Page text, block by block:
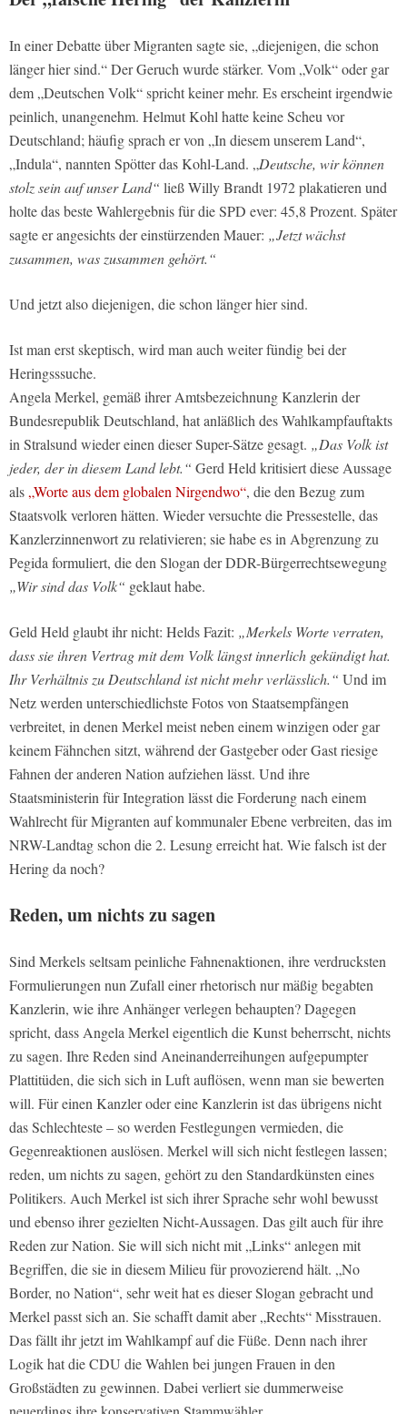
In einer Debatte über Migranten sagte sie, „diejenigen, die schon
länger hier sind.“ Der Geruch wurde stärker. Vom „Volk“ oder gar
dem „Deutschen Volk“ spricht keiner mehr. Es erscheint irgendwie
peinlich, unangenehm. Helmut Kohl hatte keine Scheu vor
Deutschland; häufig sprach er von „In diesem unserem Land“,
„Indula“, nannten Spötter das Kohl-Land. „Deutsche, wir können
stolz sein auf unser Land“ ließ Willy Brandt 1972 plakatieren und
holte das beste Wahlergebnis für die SPD ever: 45,8 Prozent. Später
sagte er angesichts der einstürzenden Mauer: „Jetzt wächst
zusammen, was zusammen gehört.“
Und jetzt also diejenigen, die schon länger hier sind.
Ist man erst skeptisch, wird man auch weiter fündig bei der
Heringsssuche.
Angela Merkel, gemäß ihrer Amtsbezeichnung Kanzlerin der
Bundesrepublik Deutschland, hat anläßlich des Wahlkampfauftakts
in Stralsund wieder einen dieser Super-Sätze gesagt. „Das Volk ist
jeder, der in diesem Land lebt.“ Gerd Held kritisiert diese Aussage
als „Worte aus dem globalen Nirgendwo“, die den Bezug zum
Staatsvolk verloren hätten. Wieder versuchte die Pressestelle, das
Kanzlerzinnenwort zu relativieren; sie habe es in Abgrenzung zu
Pegida formuliert, die den Slogan der DDR-Bürgerrechtsewegung
„Wir sind das Volk“ geklaut habe.
Geld Held glaubt ihr nicht: Helds Fazit: „Merkels Worte verraten,
dass sie ihren Vertrag mit dem Volk längst innerlich gekündigt hat.
Ihr Verhältnis zu Deutschland ist nicht mehr verlässlich.“ Und im
Netz werden unterschiedlichste Fotos von Staatsempfängen
verbreitet, in denen Merkel meist neben einem winzigen oder gar
keinem Fähnchen sitzt, während der Gastgeber oder Gast riesige
Fahnen der anderen Nation aufziehen lässt. Und ihre
Staatsministerin für Integration lässt die Forderung nach einem
Wahlrecht für Migranten auf kommunaler Ebene verbreiten, das im
NRW-Landtag schon die 2. Lesung erreicht hat. Wie falsch ist der
Hering da noch?
Reden, um nichts zu sagen
Sind Merkels seltsam peinliche Fahnenaktionen, ihre verdrucksten
Formulierungen nun Zufall einer rhetorisch nur mäßig begabten
Kanzlerin, wie ihre Anhänger verlegen behaupten? Dagegen
spricht, dass Angela Merkel eigentlich die Kunst beherrscht, nichts
zu sagen. Ihre Reden sind Aneinanderreihungen aufgepumpter
Plattitüden, die sich sich in Luft auflösen, wenn man sie bewerten
will. Für einen Kanzler oder eine Kanzlerin ist das übrigens nicht
das Schlechteste – so werden Festlegungen vermieden, die
Gegenreaktionen auslösen. Merkel will sich nicht festlegen lassen;
reden, um nichts zu sagen, gehört zu den Standardkünsten eines
Politikers. Auch Merkel ist sich ihrer Sprache sehr wohl bewusst
und ebenso ihrer gezielten Nicht-Aussagen. Das gilt auch für ihre
Reden zur Nation. Sie will sich nicht mit „Links“ anlegen mit
Begriffen, die sie in diesem Milieu für provozierend hält. „No
Border, no Nation“, sehr weit hat es dieser Slogan gebracht und
Merkel passt sich an. Sie schafft damit aber „Rechts“ Misstrauen.
Das fällt ihr jetzt im Wahlkampf auf die Füße. Denn nach ihrer
Logik hat die CDU die Wahlen bei jungen Frauen in den
Großstädten zu gewinnen. Dabei verliert sie dummerweise